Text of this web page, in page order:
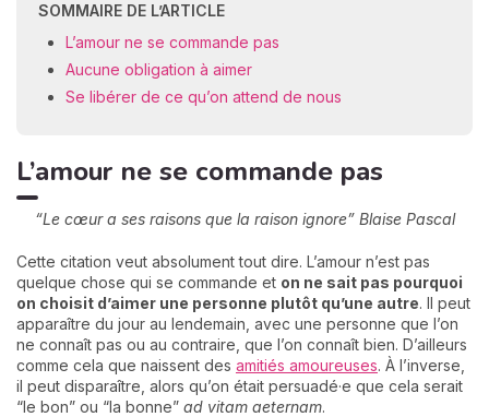
SOMMAIRE DE L’ARTICLE
L’amour ne se commande pas
Aucune obligation à aimer
Se libérer de ce qu’on attend de nous
L’amour ne se commande pas
“Le cœur a ses raisons que la raison ignore” Blaise Pascal
Cette citation veut absolument tout dire. L’amour n’est pas
quelque chose qui se commande et on ne sait pas pourquoi
on choisit d’aimer une personne plutôt qu’une autre. Il peut
apparaître du jour au lendemain, avec une personne que l’on
ne connaît pas ou au contraire, que l’on connaît bien. D’ailleurs
comme cela que naissent des amitiés amoureuses. À l’inverse,
il peut disparaître, alors qu’on était persuadé·e que cela serait
“le bon” ou “la bonne” ad vitam aeternam.